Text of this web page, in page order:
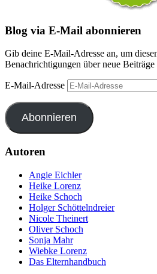
Blog via E-Mail abonnieren
Gib deine E-Mail-Adresse an, um
Benachrichtigungen über neue
E-Mail-Adresse
Abonnieren
Autoren
Angie Eichler
Heike Lorenz
Heike Schoch
Holger Schöttelndreier
Nicole Theinert
Oliver Schoch
Sonja Mahr
Wiebke Lorenz
Das Elternhandbuch